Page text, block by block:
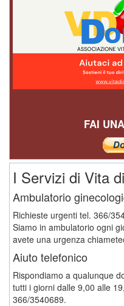
FAI
I Servizi di Vita
Ambulatorio
Richieste urgenti tel. 366/
Siamo in ambulatorio ogni
avete una urgenza
Aiuto telefonico
Rispondiamo a qualunque
tutti i giorni dalle 9,00 alle
366/3540689.